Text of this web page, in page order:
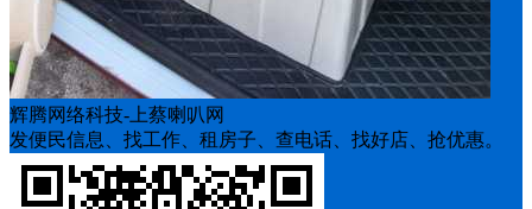
辉腾网络科技-上蔡喇叭网
发便民信息、找工作、租房子、查电话、找好店、抢优惠。